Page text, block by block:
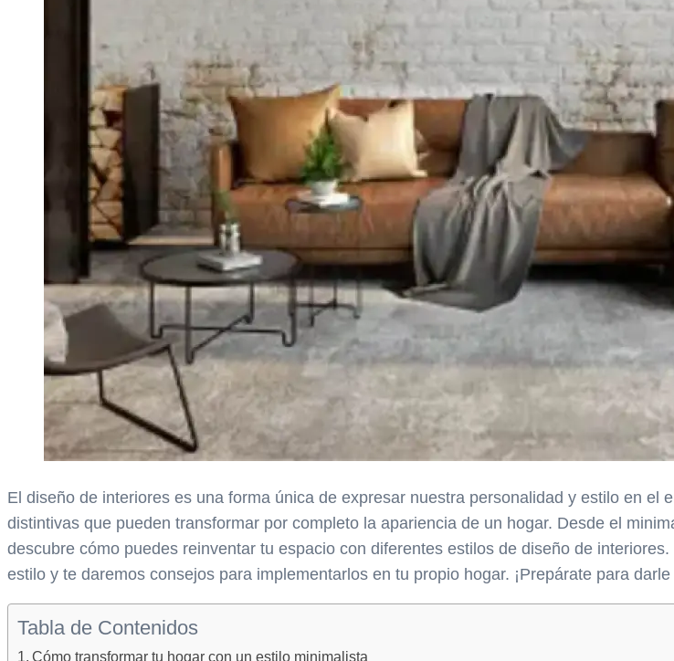
El diseño de interiores es una forma única de expresar nuestra personalidad y estilo en
distintivas que pueden transformar por completo la apariencia de un hogar. Desde el
descubre cómo puedes reinventar tu espacio con diferentes estilos de diseño de
estilo y te daremos consejos para implementarlos en tu propio hogar. ¡Prepárate para
Tabla de Contenidos
Cómo transformar tu hogar con un estilo minimalista